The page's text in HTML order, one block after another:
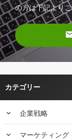
の方は下記よりご
カテゴリー
keyboard_arrow_down 企業戦略
keyboard_arrow_down マーケティング